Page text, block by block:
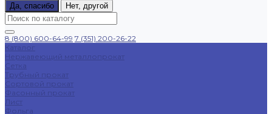
Да, спасибо
Нет, другой
8 (800) 600-64-99 7 (351) 200-26-22
Каталог
Нержавеющий металлопрокат
Сетка
Трубный прокат
Сортовой прокат
Фасонный прокат
Лист
Фольга